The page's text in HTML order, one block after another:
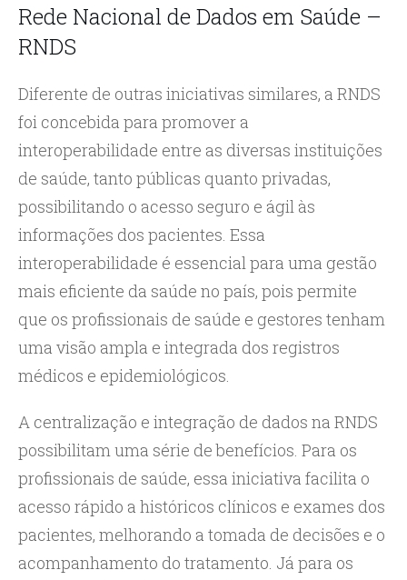
Rede Nacional de Dados em Saúde –
RNDS
Diferente de outras iniciativas similares, a RNDS
foi concebida para promover a
interoperabilidade entre as diversas instituições
de saúde, tanto públicas quanto privadas,
possibilitando o acesso seguro e ágil às
informações dos pacientes. Essa
interoperabilidade é essencial para uma gestão
mais eficiente da saúde no país, pois permite
que os profissionais de saúde e gestores tenham
uma visão ampla e integrada dos registros
médicos e epidemiológicos.
A centralização e integração de dados na RNDS
possibilitam uma série de benefícios. Para os
profissionais de saúde, essa iniciativa facilita o
acesso rápido a históricos clínicos e exames dos
pacientes, melhorando a tomada de decisões e o
acompanhamento do tratamento. Já para os